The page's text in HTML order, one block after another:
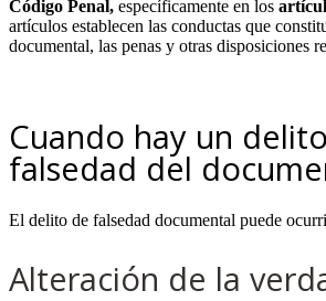
Código Penal, específicamente en los
artículos establecen las conductas que
documental, las penas y otras disposiciones
Cuando hay un
falsedad del
El delito de falsedad documental puede
Alteración de la